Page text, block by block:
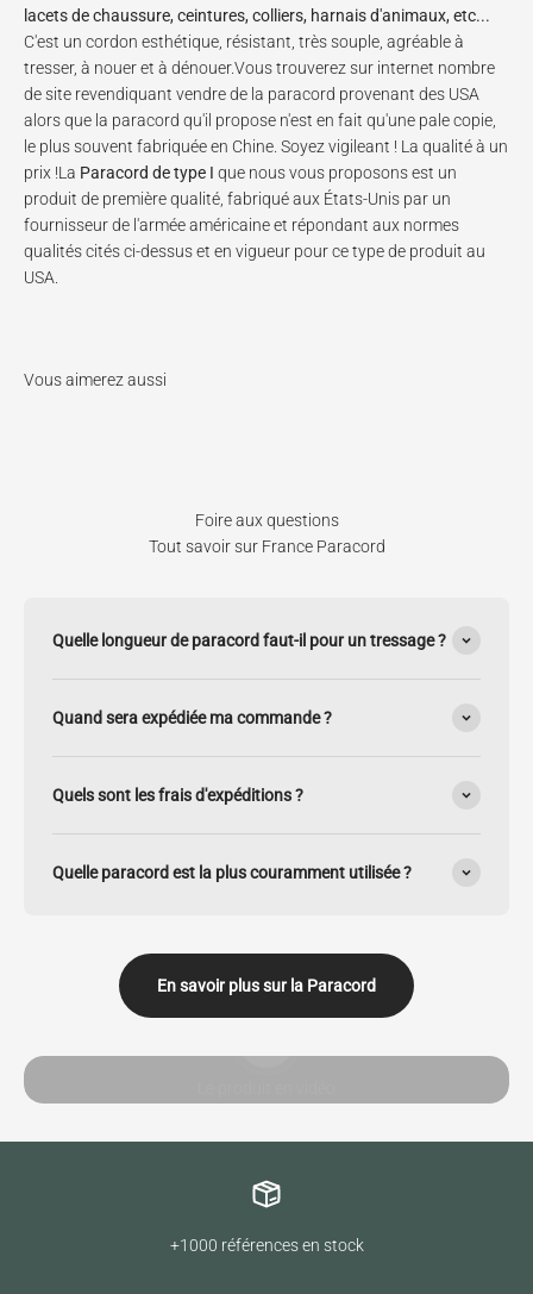
lacets de chaussure, ceintures, colliers, harnais d'animaux, etc...
C'est un cordon esthétique, résistant, très souple, agréable à
tresser, à nouer et à dénouer.Vous trouverez sur internet nombre
de site revendiquant vendre de la paracord provenant des USA
alors que la paracord qu'il propose n'est en fait qu'une pale copie,
le plus souvent fabriquée en Chine. Soyez vigileant ! La qualité à un
prix !La Paracord de type I que nous vous proposons est un
produit de première qualité, fabriqué aux États-Unis par un
fournisseur de l'armée américaine et répondant aux normes
qualités cités ci-dessus et en vigueur pour ce type de produit au
USA.
Foire aux questions
Tout savoir sur France Paracord
Quelle longueur de paracord faut-il pour un tressage ?
Quand sera expédiée ma commande ?
Quels sont les frais d'expéditions ?
Quelle paracord est la plus couramment utilisée ?
En savoir plus sur la Paracord
Lancer la video
+1000 références en stock